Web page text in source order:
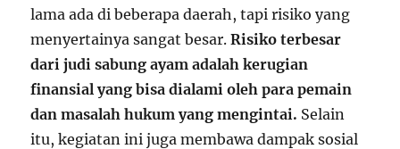
lama ada di beberapa daerah, tapi risiko yang
menyertainya sangat besar.Risiko terbesar
dari judi sabung ayam adalah kerugian
finansial yang bisa dialami oleh para pemain
dan masalah hukum yang mengintai. Selain
itu, kegiatan ini juga membawa dampak sosial